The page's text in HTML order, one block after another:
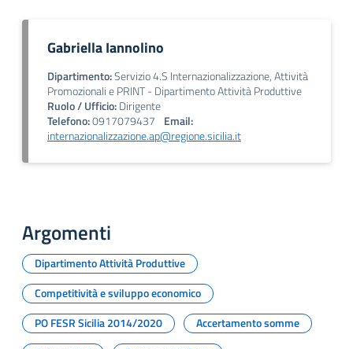
Gabriella Iannolino
Dipartimento:Servizio 4.S Internazionalizzazione, Attività
Promozionali e PRINT - Dipartimento Attività Produttive
Ruolo / Ufficio:Dirigente
Telefono:0917079437 Email:
internazionalizzazione.ap@regione.sicilia.it
Argomenti
Dipartimento Attività Produttive
Competitività e sviluppo economico
PO FESR Sicilia 2014/2020
Accertamento somme